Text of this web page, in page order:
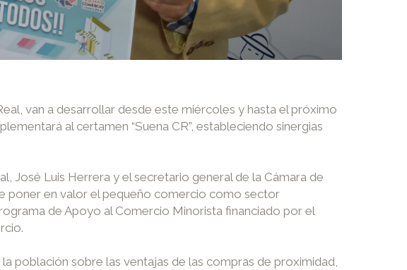
van a desarrollar desde este miércoles y hasta el próximo
al certamen “Suena CR”, estableciendo sinergias
José Luis Herrera y el secretario general de la Cámara de
poner en valor el pequeño comercio como sector
de Apoyo al Comercio Minorista financiado por el
población sobre las ventajas de las compras de proximidad,